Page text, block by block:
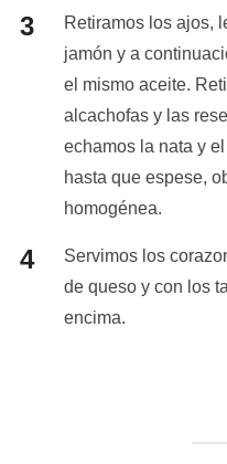
Retiramos los ajos,
jamón y a
el mismo aceite.
alcachofas y las
echamos la nata y
hasta que espese,
homogénea.
Servimos los
de queso y con los
encima.